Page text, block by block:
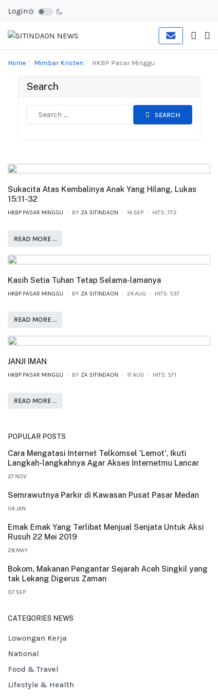
Login
Home Mimbar Kristen HKBP Pasar Minggu
Search
SEARCH
Sukacita Atas Kembalinya Anak Yang Hilang, Lukas
15:11-32
HKBP PASAR MINGGU BY ZA SITINDAON 14.SEP HITS: 772
READ MORE …
Kasih Setia Tuhan Tetap Selama-lamanya
HKBP PASAR MINGGU BY ZA SITINDAON 24.AUG HITS: 537
READ MORE …
JANJI IMAN
HKBP PASAR MINGGU BY ZA SITINDAON 17.AUG HITS: 571
READ MORE …
POPULAR POSTS
Cara Mengatasi Internet Telkomsel 'Lemot', Ikuti
Langkah-langkahnya Agar Akses Internetmu Lancar
27.NOV
Semrawutnya Parkir di Kawasan Pusat Pasar Medan
04.JAN
Emak Emak Yang Terlibat Menjual Senjata Untuk Aksi
Rusuh 22 Mei 2019
28.MAY
Bokom, Makanan Pengantar Sejarah Aceh Singkil yang
tak Lekang Digerus Zaman
07.SEP
CATEGORIES NEWS
Lowongan Kerja
National
Food & Travel
Lifestyle & Health